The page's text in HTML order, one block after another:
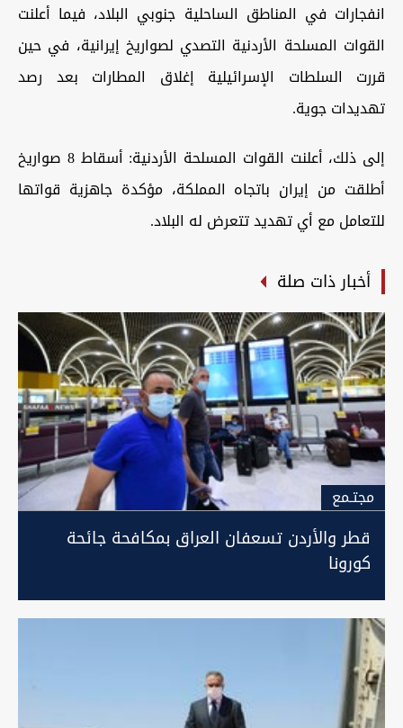
انفجارات في المناطق الساحلية جنوبي البلاد، فيما أعلنت
القوات المسلحة الأردنية التصدي لصواريخ إيرانية، في حين
قررت السلطات الإسرائيلية إغلاق المطارات بعد رصد
تهديدات جوية.
إلى ذلك، أعلنت القوات المسلحة الأردنية: أسقاط 8 صواريخ
أطلقت من إيران باتجاه المملكة، مؤكدة جاهزية قواتها
للتعامل مع أي تهديد تتعرض له البلاد.
أخبار ذات صلة
مجتـمع
قطر والأردن تسعفان العراق بمكافحة جائحة
كورونا